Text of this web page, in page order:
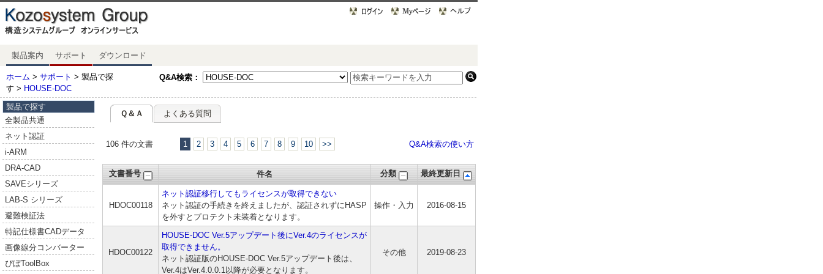
製品案内 サポート ダウンロード
Q&A検索：
ホーム > サポート > 製品で探
す > HOUSE-DOC
製品で探す
全製品共通
ネット認証
i-ARM
DRA-CAD
SAVEシリーズ
LAB-S シリーズ
避難検証法
特記仕様書CADデータ
画像線分コンバーター
ぴぼToolBox
Ｑ＆Ａ よくある質問
106 件の文書 1 2 3 4 5 6 7 8 9 10 >> Q&A検索の使い方
文書番号 件名 分類 最終更新日
HDOC00118
ネット認証移行してもライセンスが取得できない
ネット認証の手続きを終えましたが、認証されずにHASP
を外すとプロテクト未装着となります。
操作・入力 2016-08-15
HDOC00122
HOUSE-DOC Ver.5アップデート後にVer.4のライセンスが
取得できません。
ネット認証版のHOUSE-DOC Ver.5アップデート後は、
Ver.4はVer.4.0.0.1以降が必要となります。
その他 2019-08-23